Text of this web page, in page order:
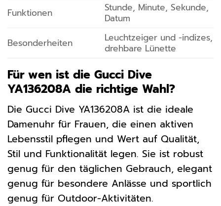
Funktionen
Stunde, Minute, Sekunde,
Datum
Besonderheiten
Leuchtzeiger und -indizes,
drehbare Lünette
Für wen ist die Gucci Dive
YA136208A die richtige Wahl?
Die Gucci Dive YA136208A ist die ideale
Damenuhr für Frauen, die einen aktiven
Lebensstil pflegen und Wert auf Qualität,
Stil und Funktionalität legen. Sie ist robust
genug für den täglichen Gebrauch, elegant
genug für besondere Anlässe und sportlich
genug für Outdoor-Aktivitäten.